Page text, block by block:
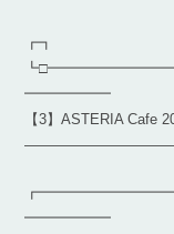
┏┓
━━━━━━
【3】ASTERIA Cafe
━━━━━━